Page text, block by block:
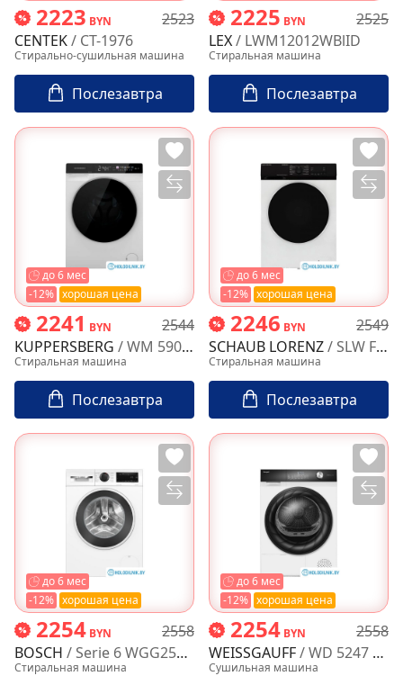
2223 BYN
2523
CENTEK/ CT-1976
Стирально-сушильная машина
Послезавтра
2225 BYN
2525
LEX/ LWM12012WBlID
Стиральная машина
Послезавтра
-12% хорошая цена
до 6 мес
2241 BYN
2544
KUPPERSBERG / WM 590 W
Стиральная машина
Послезавтра
-12% хорошая цена
до 6 мес
2246 BYN
2549
SCHAUB LORENZ/ SLW FW8216 IS
Стиральная машина
Послезавтра
-12% хорошая цена
до 6 мес
2254 BYN
2558
BOSCH / Serie 6 WGG254ZGPL
Стиральная машина
-12% хорошая цена
до 6 мес
2254 BYN
2558
WEISSGAUFF/ WD 5247 Premium Heat Pump
Сушильная машина